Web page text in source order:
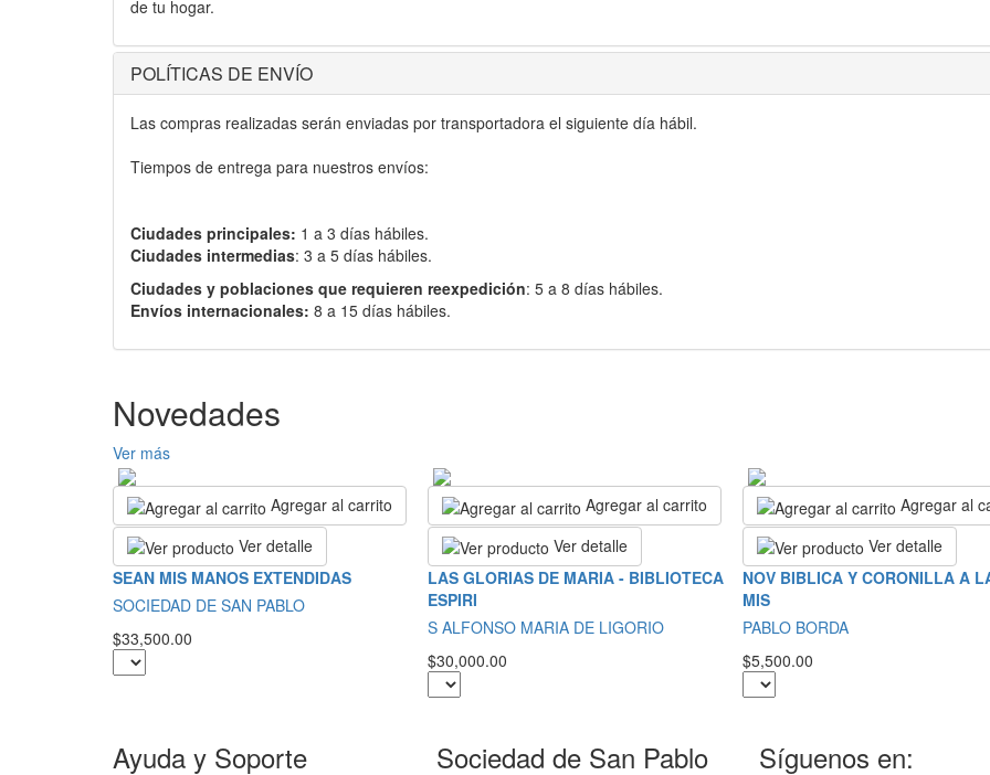
de tu hogar.
POLÍTICAS DE ENVÍO
Las compras realizadas serán enviadas por transportadora el siguiente día hábil.
Tiempos de entrega para nuestros envíos:
Ciudades principales: 1 a 3 días hábiles.
Ciudades intermedias: 3 a 5 días hábiles.
Ciudades y poblaciones que requieren reexpedición: 5 a 8 días hábiles.
Envíos internacionales: 8 a 15 días hábiles.
Novedades
Ver más
Agregar al carrito
Ver detalle
SEAN MIS MANOS EXTENDIDAS
SOCIEDAD DE SAN PABLO
$33,500.00
Agregar al carrito
Ver detalle
LAS GLORIAS DE MARIA - BIBLIOTECA
ESPIRI
S ALFONSO MARIA DE LIGORIO
$30,000.00
Agregar al
Ver detalle
NOV BIBLICA Y CORONILLA A
MIS
PABLO BORDA
$5,500.00
Ayuda y Soporte Sociedad de San Pablo Síguenos en: